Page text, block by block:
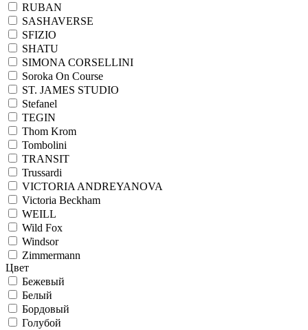
RUBAN
SASHAVERSE
SFIZIO
SHATU
SIMONA CORSELLINI
Soroka On Course
ST. JAMES STUDIO
Stefanel
TEGIN
Thom Krom
Tombolini
TRANSIT
Trussardi
VICTORIA ANDREYANOVA
Victoria Beckham
WEILL
Wild Fox
Windsor
Zimmermann
Цвет
Бежевый
Белый
Бордовый
Голубой